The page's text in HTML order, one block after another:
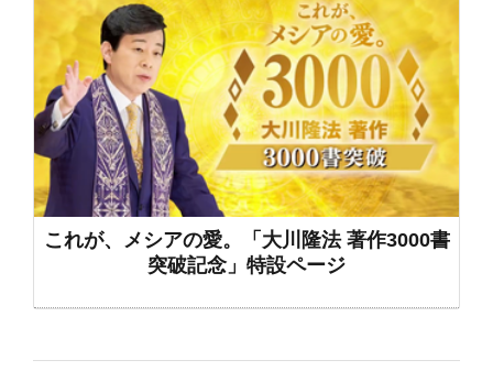
これが、メシアの愛。「大川隆法 著作3000書
突破記念」特設ページ